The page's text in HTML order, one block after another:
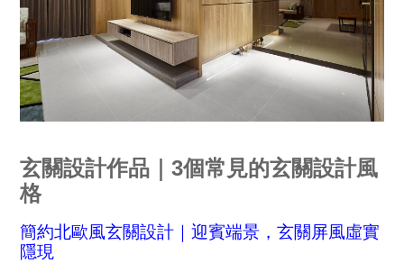
玄關設計作品｜3個常見的玄關設計風
格
簡約北歐風玄關設計｜迎賓端景，玄關屏風虛實
隱現